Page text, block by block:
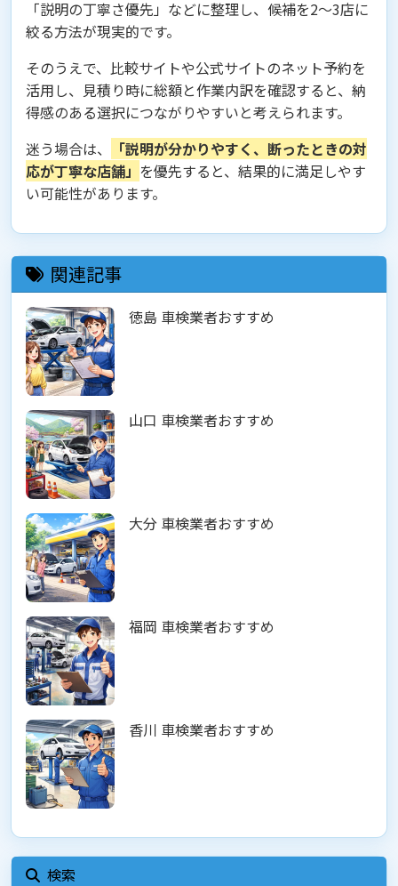
「説明の丁寧さ優先」などに整理し、候補を2〜3店に
絞る方法が現実的です。
そのうえで、比較サイトや公式サイトのネット予約を
活用し、見積り時に総額と作業内訳を確認すると、納
得感のある選択につながりやすいと考えられます。
迷う場合は、
「説明が分かりやすく、断ったときの対
応が丁寧な店舗」 を優先すると、結果的に満足しやす
い可能性があります。
関連記事
徳島 車検業者おすすめ
山口 車検業者おすすめ
大分 車検業者おすすめ
福岡 車検業者おすすめ
香川 車検業者おすすめ
検索